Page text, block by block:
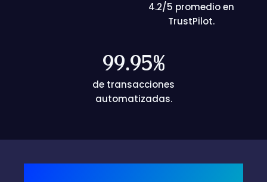
4.2/5 promedio en
TrustPilot.
99.95%
de transacciones
automatizadas.